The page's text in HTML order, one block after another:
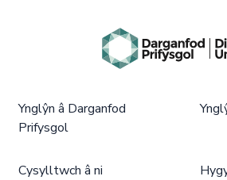
Ynglŷn â Darganfod
Prifysgol
Cysylltwch â ni